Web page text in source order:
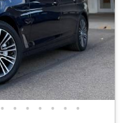
• • • • • • •